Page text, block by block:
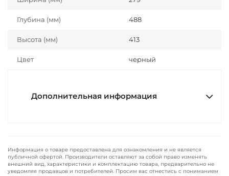
Глубина (мм) 488
Высота (мм) 413
Цвет черный
Дополнительная информация
Информация о товаре предоставлена для ознакомления и не является
публичной офертой. Производители оставляют за собой право изменять
внешний вид, характеристики и комплектацию товара, предварительно не
уведомляя продавцов и потребителей. Просим вас отнестись с пониманием